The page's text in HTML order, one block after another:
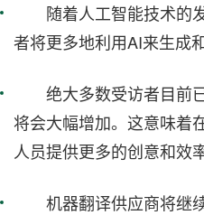
随着人工智能技术的
者将更多地利用AI来生成
绝大多数受访者目前
将会大幅增加。这意味着
人员提供更多的创意和效率
机器翻译供应商将继